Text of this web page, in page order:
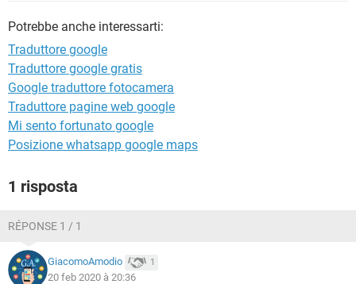
TIKTOK
HARDWARE
Potrebbe anche interessarti:
Traduttore google
Traduttore google gratis
Google traduttore fotocamera
Traduttore pagine web google
Mi sento fortunato google
Posizione whatsapp google maps
1 risposta
RÉPONSE 1 / 1
GiacomoAmodio 1
20 feb 2020 à 20:36